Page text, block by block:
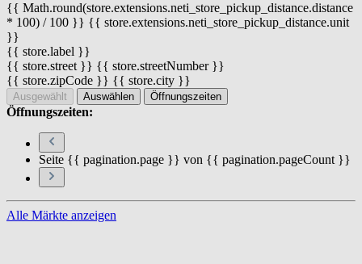
{{ Math.round(store.extensions.neti_store_pickup_distance.distance
* 100) / 100 }} {{ store.extensions.neti_store_pickup_distance.unit
}}
{{ store.label }}
{{ store.street }} {{ store.streetNumber }}
{{ store.zipCode }} {{ store.city }}
Ausgewählt Auswählen Öffnungszeiten
Öffnungszeiten:
Seite {{ pagination.page }} von {{ pagination.pageCount }}
Alle Märkte anzeigen